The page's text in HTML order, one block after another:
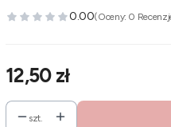
0.00(Oceny: 0
Cena
12,50 zł
szt.